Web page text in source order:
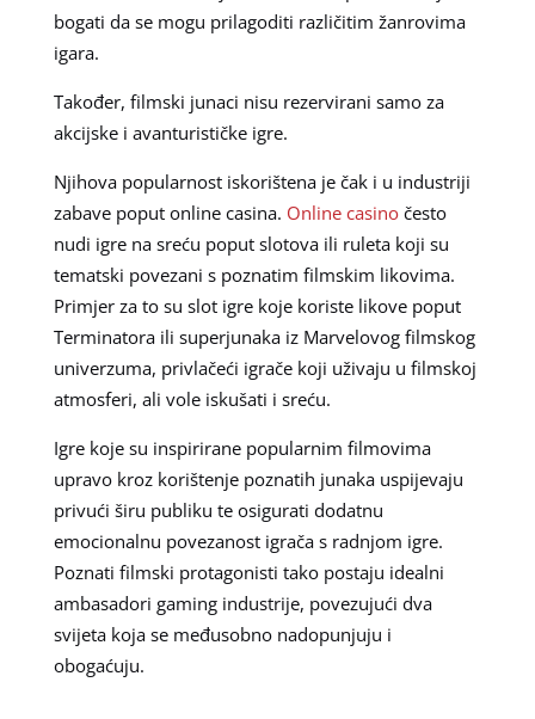
bogati da se mogu prilagoditi različitim žanrovima
igara.
Također, filmski junaci nisu rezervirani samo za
akcijske i avanturističke igre.
Njihova popularnost iskorištena je čak i u industriji
zabave poput online casina. Online casinočesto
nudi igre na sreću poput slotova ili ruleta koji su
tematski povezani s poznatim filmskim likovima.
Primjer za to su slot igre koje koriste likove poput
Terminatora ili superjunaka iz Marvelovog filmskog
univerzuma, privlačeći igrače koji uživaju u filmskoj
atmosferi, ali vole iskušati i sreću.
Igre koje su inspirirane popularnim filmovima
upravo kroz korištenje poznatih junaka uspijevaju
privući širu publiku te osigurati dodatnu
emocionalnu povezanost igrača s radnjom igre.
Poznati filmski protagonisti tako postaju idealni
ambasadori gaming industrije, povezujući dva
svijeta koja se međusobno nadopunjuju i
obogaćuju.